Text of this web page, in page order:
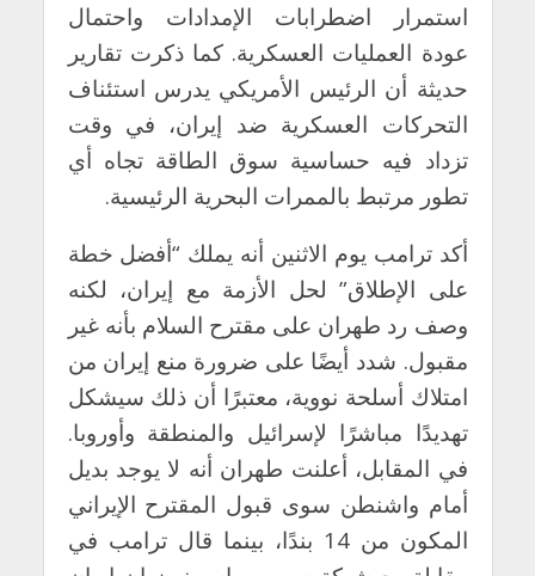
استمرار اضطرابات الإمدادات واحتمال
عودة العمليات العسكرية. كما ذكرت تقارير
حديثة أن الرئيس الأمريكي يدرس استئناف
التحركات العسكرية ضد إيران، في وقت
تزداد فيه حساسية سوق الطاقة تجاه أي
تطور مرتبط بالممرات البحرية الرئيسية.
أكد ترامب يوم الاثنين أنه يملك “أفضل خطة
على الإطلاق” لحل الأزمة مع إيران، لكنه
وصف رد طهران على مقترح السلام بأنه غير
مقبول. شدد أيضًا على ضرورة منع إيران من
امتلاك أسلحة نووية، معتبرًا أن ذلك سيشكل
تهديدًا مباشرًا لإسرائيل والمنطقة وأوروبا.
في المقابل، أعلنت طهران أنه لا يوجد بديل
أمام واشنطن سوى قبول المقترح الإيراني
المكون من 14 بندًا، بينما قال ترامب في